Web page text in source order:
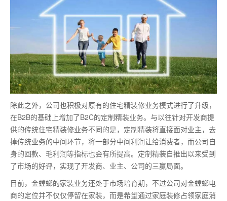
除此之外，公司也积极对原有的住宅精装修业务模式进行了升级，
在B2B的基础上增加了B2C的定制精装业务。与以往针对开发商提
供的传统住宅精装修业务不同的是，定制精装将直接面对业主，去
掉传统业务的中间环节，将一部分中间利润让给消费者，而公司自
身的回款、毛利润等指标也会有所提高。定制精装自推出以来受到
了市场的好评，实现了开发商、业主、公司的三赢局面。
目前，金螳螂的家装业务还处于市场培育期，不过公司对金螳螂电
商的定位并不仅仅停留在家装，而是希望通过家庭装修占领家庭消